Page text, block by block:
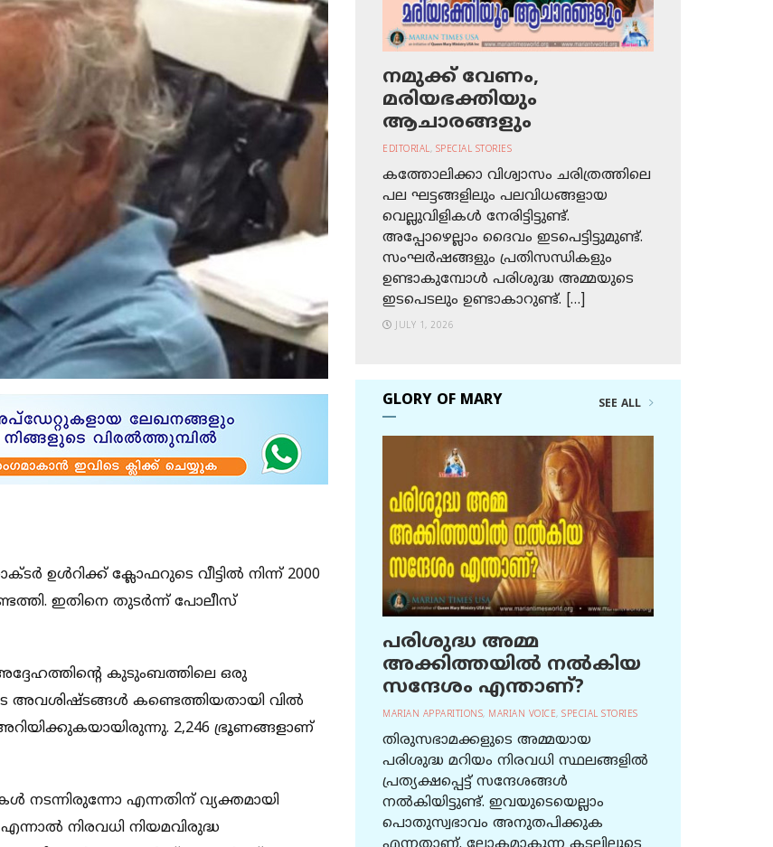
ക്ലോഫറുടെ വീട്ടില്‍ നിന്ന് 2000
ഇതിനെ തുടര്‍ന്ന് പോലീസ്
കുടുംബത്തിലെ ഒരു
അവശിഷ്ടങ്ങള്‍ കണ്ടെത്തിയതായി വില്‍
2,246 ഭ്രൂണങ്ങളാണ്
നടന്നിരുന്നോ എന്നതിന് വ്യക്തമായി
നിരവധി നിയമവിരുദ്ധ
നമുക്ക് വേണം,
മരിയഭക്തിയും
ആചാരങ്ങളും
EDITORIAL, SPECIAL STORIES
കത്തോലിക്കാ വിശ്വാസം ചരിത്രത്തിലെ
പല ഘട്ടങ്ങളിലും പലവിധങ്ങളായ
വെല്ലുവിളികള്‍ നേരിട്ടിട്ടുണ്ട്.
അപ്പോഴെല്ലാം ദൈവം ഇടപെട്ടിട്ടുമുണ്ട്.
സംഘര്‍ഷങ്ങളും പ്രതിസന്ധികളും
ഉണ്ടാകുമ്പോള്‍ പരിശുദ്ധ അമ്മയുടെ
ഇടപെടലും ഉണ്ടാകാറുണ്ട്. […]
JULY 1, 2026
GLORY OF MARY SEE ALL
പരിശുദ്ധ അമ്മ
അക്കിത്തയില്‍ നല്‍കിയ
സന്ദേശം എന്താണ്?
MARIAN APPARITIONS, MARIAN VOICE, SPECIAL STORIES
തിരുസഭാമക്കളുടെ അമ്മയായ
പരിശുദ്ധ മറിയം നിരവധി സ്ഥലങ്ങളിൽ
പ്രത്യക്ഷപ്പെട്ട് സന്ദേശങ്ങൾ
നൽകിയിട്ടുണ്ട്. ഇവയുടെയെല്ലാം
പൊതുസ്വഭാവം അനുതപിക്കുക